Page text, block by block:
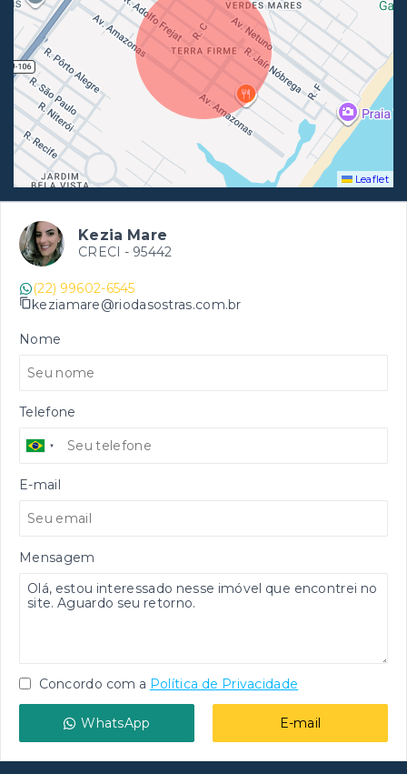
Leaflet
Kezia Mare
CRECI - 95442
(22) 99602-6545
keziamare@riodasostras.com.br
Nome
Telefone
E-mail
Mensagem
Concordo com a Política de Privacidade
WhatsApp E-mail